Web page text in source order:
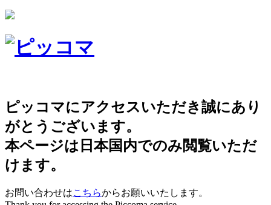
ピッコマにアクセスいただき誠にあり
がとうございます。
本ページは日本国内でのみ閲覧いただ
けます。
お問い合わせはこちらからお願いいたします。